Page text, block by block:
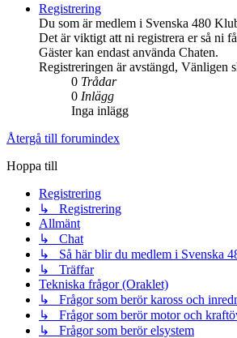
Registrering
Du som är medlem i Svenska 480
Det är viktigt att ni registrera er så ni
Gäster kan endast använda Chaten.
Registreringen är avstängd, Vänligen
0 Trådar
0 Inlägg
Inga inlägg
Återgå till forumindex
Hoppa till
Registrering
↳ Registrering
Allmänt
↳ Chat
↳ Så här blir du medlem i Svenska
↳ Träffar
Tekniska frågor (Oraklet)
↳ Frågor som berör kaross och
↳ Frågor som berör motor och
↳ Frågor som berör elsystem